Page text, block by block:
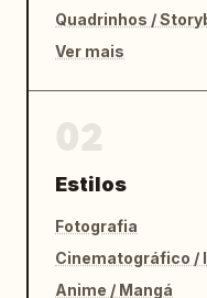
Quadrinhos /
Ver mais
Estilos
Fotografia
Cinematográfico /
Anime / Mangá